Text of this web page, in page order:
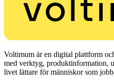
Voltimum är en digital plattform
med verktyg, produktinformation,
livet lättare för människor som